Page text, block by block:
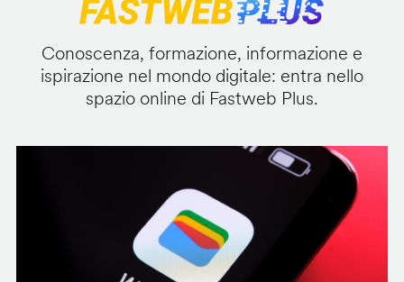
Conoscenza, formazione, informazione e
ispirazione nel mondo digitale: entra nello
spazio online di Fastweb Plus.